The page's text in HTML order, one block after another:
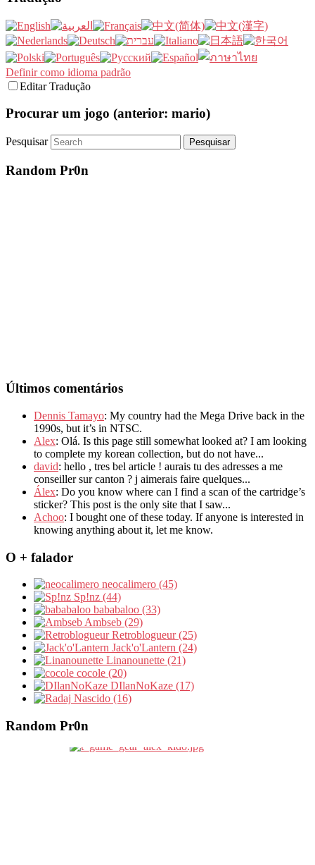
Definir como idioma padrão
Editar Tradução
Procurar um jogo (anterior: mario)
Pesquisar
Random Pr0n
Últimos comentários
Dennis Tamayo: My country had the Mega Drive back in the
1990s, but it’s in NTSC.
Alex: Olá. Is this page still somewhat looked at? I am looking
to complete my korean collection, but do not have...
david: hello , tres bel article ! aurais tu des adresses a me
conseiller sur canton ? j aimerais faire quelques...
Álex: Do you know where can I find a scan of the cartridge’s
sticker? This post is the only site that I saw...
Achoo: I bought one of these today. If anyone is interested in
knowing anything about it, let me know.
O + falador
neocalimero (45)
Sp!nz (44)
bababaloo (33)
Ambseb (29)
Retroblogueur (25)
Jack'o'Lantern (24)
Linanounette (21)
cocole (20)
DIlanNoKaze (17)
Nascido (16)
Random Pr0n